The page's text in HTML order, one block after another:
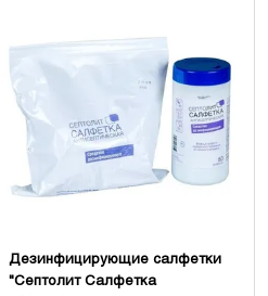
Дезинфицирующие салфетки
"Септолит Салфетка